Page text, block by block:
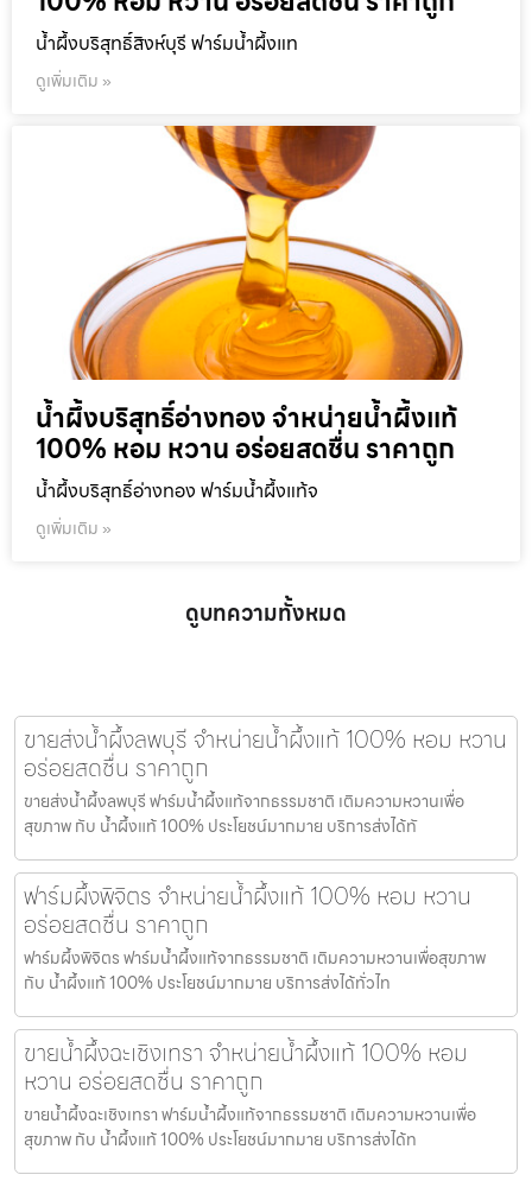
น้ำผึ้งบริสุทธิ์สิงห์บุรี ฟาร์มน้ำผึ้งแท
ดูเพิ่มเติม »
น้ำผึ้งบริสุทธิ์อ่างทอง จำหน่ายน้ำผึ้งแท้
100% หอม หวาน อร่อยสดชื่น ราคาถูก
น้ำผึ้งบริสุทธิ์อ่างทอง ฟาร์มน้ำผึ้งแท้จ
ดูเพิ่มเติม »
ดูบทความทั้งหมด
ขายส่งน้ำผึ้งลพบุรี จำหน่ายน้ำผึ้งแท้ 100% หอม หวาน
อร่อยสดชื่น ราคาถูก
ขายส่งน้ำผึ้งลพบุรี ฟาร์มน้ำผึ้งแท้จากธรรมชาติ เติมความหวานเพื่อ
สุขภาพ กับ น้ำผึ้งแท้ 100% ประโยชน์มากมาย บริการส่งได้ทั
ฟาร์มผึ้งพิจิตร จำหน่ายน้ำผึ้งแท้ 100% หอม หวาน
อร่อยสดชื่น ราคาถูก
ฟาร์มผึ้งพิจิตร ฟาร์มน้ำผึ้งแท้จากธรรมชาติ เติมความหวานเพื่อสุขภาพ
กับ น้ำผึ้งแท้ 100% ประโยชน์มากมาย บริการส่งได้ทั่วไท
ขายน้ำผึ้งฉะเชิงเทรา จำหน่ายน้ำผึ้งแท้ 100% หอม
หวาน อร่อยสดชื่น ราคาถูก
ขายน้ำผึ้งฉะเชิงเทรา ฟาร์มน้ำผึ้งแท้จากธรรมชาติ เติมความหวานเพื่อ
สุขภาพ กับ น้ำผึ้งแท้ 100% ประโยชน์มากมาย บริการส่งได้ท